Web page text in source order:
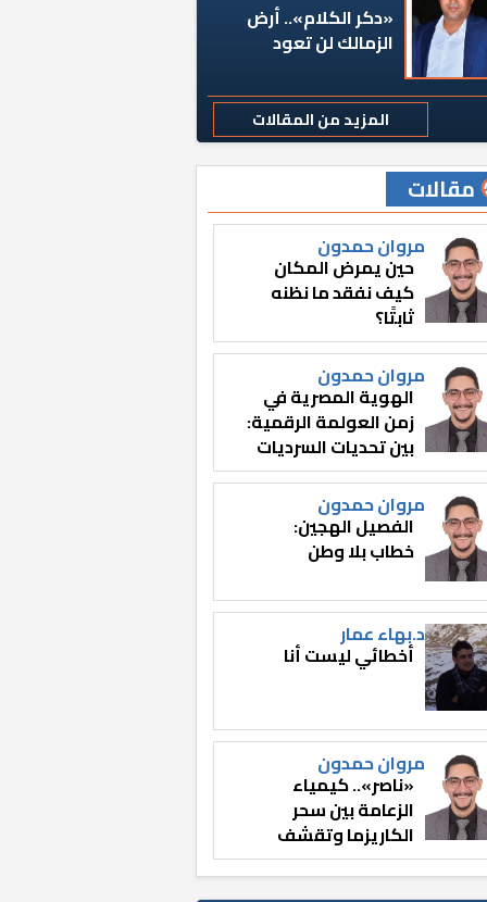
«دكر الكلام».. أرض
الزمالك لن تعود
المزيد من المقالات
مقالات
مروان حمدون
حين يمرض المكان
كيف نفقد ما نظنه
ثابتًا؟
مروان حمدون
الهوية المصرية في
زمن العولمة الرقمية:
بين تحديات السرديات
وصناعة الوعي
مروان حمدون
الفصيل الهجين:
خطاب بلا وطن
د.بهاء عمار
أخطائي ليست أنا
مروان حمدون
«ناصر».. كيمياء
الزعامة بين سحر
الكاريزما وتقشف
الثائر